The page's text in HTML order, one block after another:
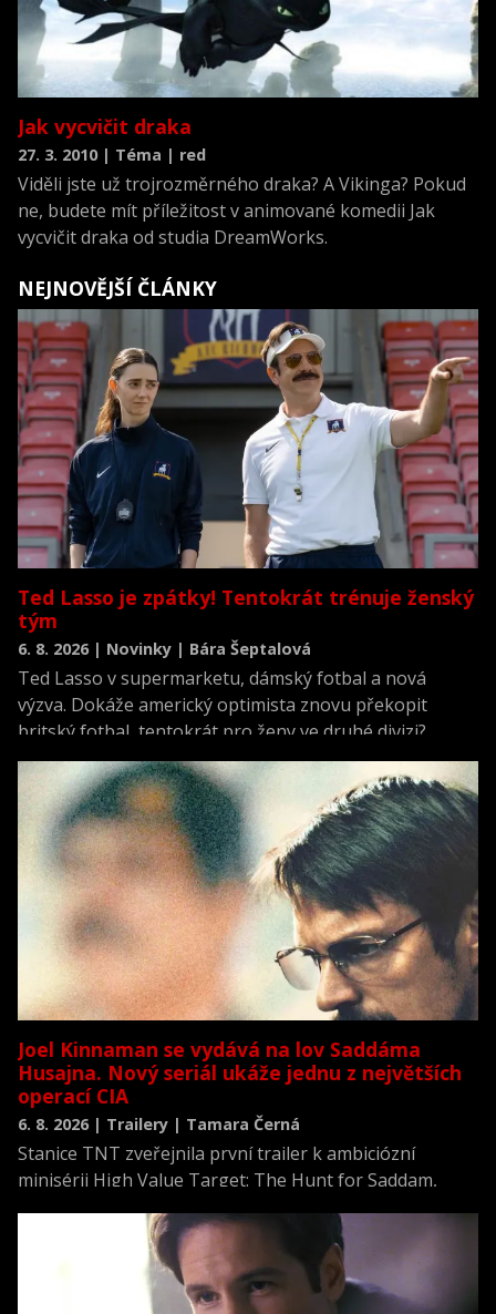
Jak vycvičit draka
27. 3. 2010 | Téma | red
Viděli jste už trojrozměrného draka? A Vikinga? Pokud
ne, budete mít příležitost v animované komedii Jak
vycvičit draka od studia DreamWorks.
NEJNOVĚJŠÍ ČLÁNKY
Ted Lasso je zpátky! Tentokrát trénuje ženský
tým
6. 8. 2026 | Novinky | Bára Šeptalová
Ted Lasso v supermarketu, dámský fotbal a nová
výzva. Dokáže americký optimista znovu překopit
britský fotbal, tentokrát pro ženy ve druhé divizi?
Joel Kinnaman se vydává na lov Saddáma
Husajna. Nový seriál ukáže jednu z největších
operací CIA
6. 8. 2026 | Trailery | Tamara Černá
Stanice TNT zveřejnila první trailer k ambiciózní
minisérii High Value Target: The Hunt for Saddam,
novodobých dějin.